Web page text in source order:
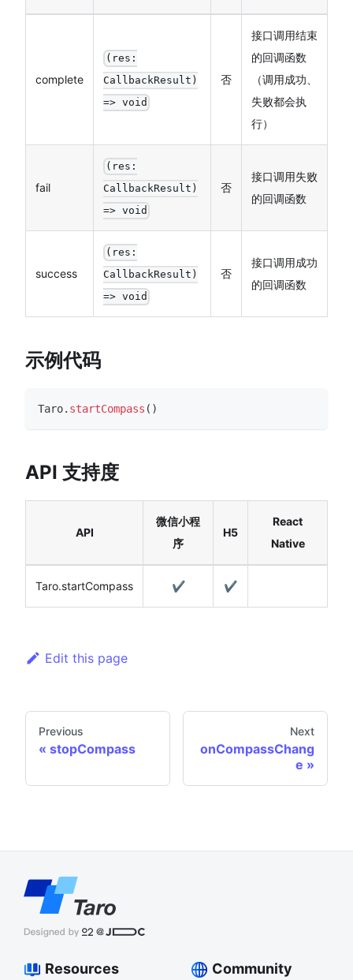
complete
(res:
CallbackResult)
=> void
否
接口调用结束
的回调函数
（调用成功、
失败都会执
行）
fail
(res:
CallbackResult)
=> void
否
接口调用失败
的回调函数
success
(res:
CallbackResult)
=> void
否
接口调用成功
的回调函数
示例代码
Taro. startCompass ( )
API 支持度
API
微信小程
序
H5
React
Native
Taro.startCompass ✔️ ✔️
Edit this page
Previous
stopCompass
Next
onCompassChang
e
Resources Community